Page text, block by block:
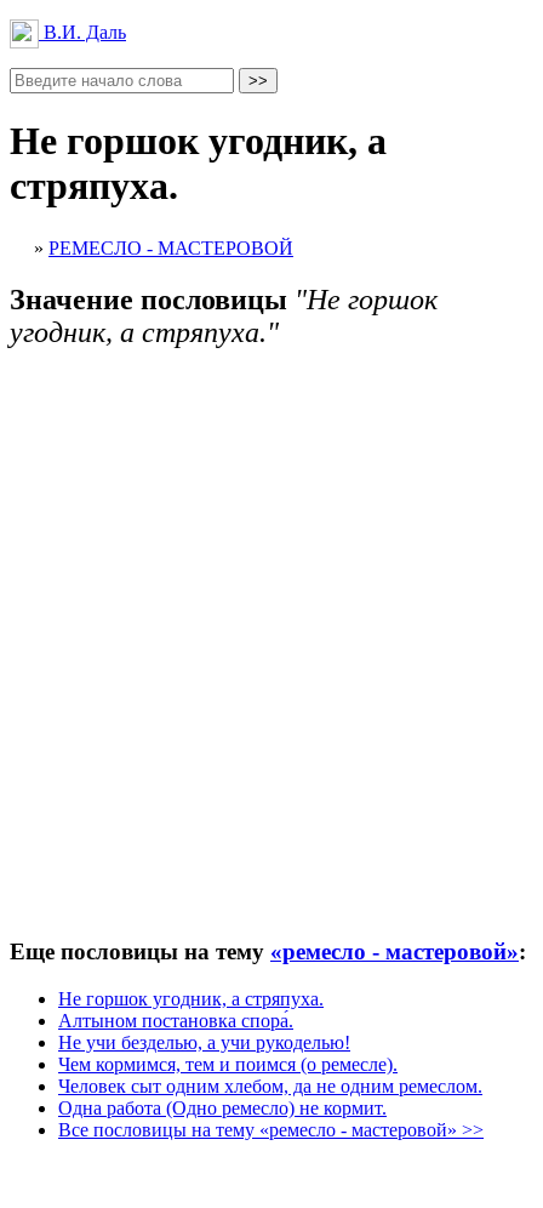
В.И. Даль
Не горшок угодник, а
стряпуха.
» РЕМЕСЛО - МАСТЕРОВОЙ
Значение пословицы "Не горшок
угодник, а стряпуха."
Еще пословицы на тему «ремесло - мастеровой»:
Не горшок угодник, а стряпуха.
Алтыном постановка спора́.
Не учи безделью, а учи рукоделью!
Чем кормимся, тем и поимся (о ремесле).
Человек сыт одним хлебом, да не одним ремеслом.
Одна работа (Одно ремесло) не кормит.
Все пословицы на тему «ремесло - мастеровой» >>